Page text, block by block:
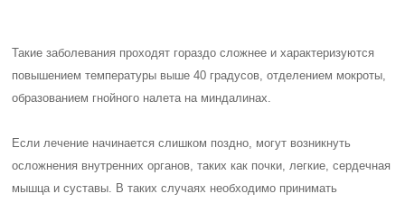
Такие заболевания проходят гораздо сложнее и характеризуются
повышением температуры выше 40 градусов, отделением мокроты,
образованием гнойного налета на миндалинах.
Если лечение начинается слишком поздно, могут возникнуть
осложнения внутренних органов, таких как почки, легкие, сердечная
мышца и суставы. В таких случаях необходимо принимать